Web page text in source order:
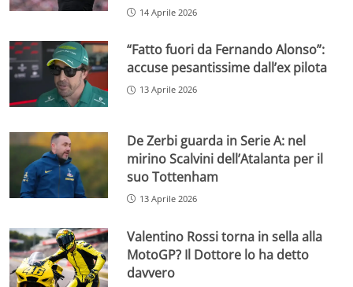
14 Aprile 2026
“Fatto fuori da Fernando Alonso”:
accuse pesantissime dall’ex pilota
13 Aprile 2026
De Zerbi guarda in Serie A: nel
mirino Scalvini dell’Atalanta per il
suo Tottenham
13 Aprile 2026
Valentino Rossi torna in sella alla
MotoGP? Il Dottore lo ha detto
davvero